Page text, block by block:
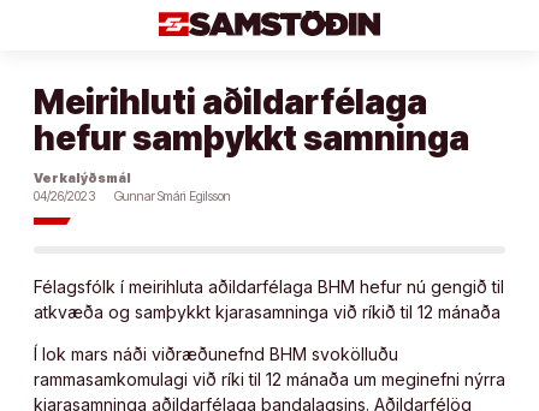
Meirihluti aðildarfélaga
hefur samþykkt samninga
Verkalýðsmál
04/26/2023
Gunnar Smári Egilsson
Félagsfólk í meirihluta aðildarfélaga BHM hefur nú gengið til
atkvæða og samþykkt kjarasamninga við ríkið til 12 mánaða
Í lok mars náði viðræðunefnd BHM svokölluðu
rammasamkomulagi við ríki til 12 mánaða um meginefni nýrra
kjarasamninga aðildarfélaga bandalagsins. Aðildarfélög